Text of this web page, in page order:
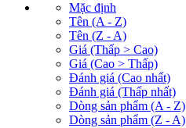
Mặc định
Tên (A - Z)
Tên (Z - A)
Giá (Thấp > Cao)
Giá (Cao > Thấp)
Đánh giá (Cao nhất)
Đánh giá (Thấp nhất)
Dòng sản phẩm (A - Z)
Dòng sản phẩm (Z - A)